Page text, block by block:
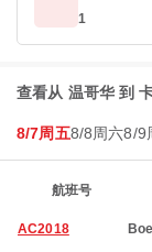
1
查看从 温哥华 到
8/7周五8/8周六8/9
航班号
AC2018